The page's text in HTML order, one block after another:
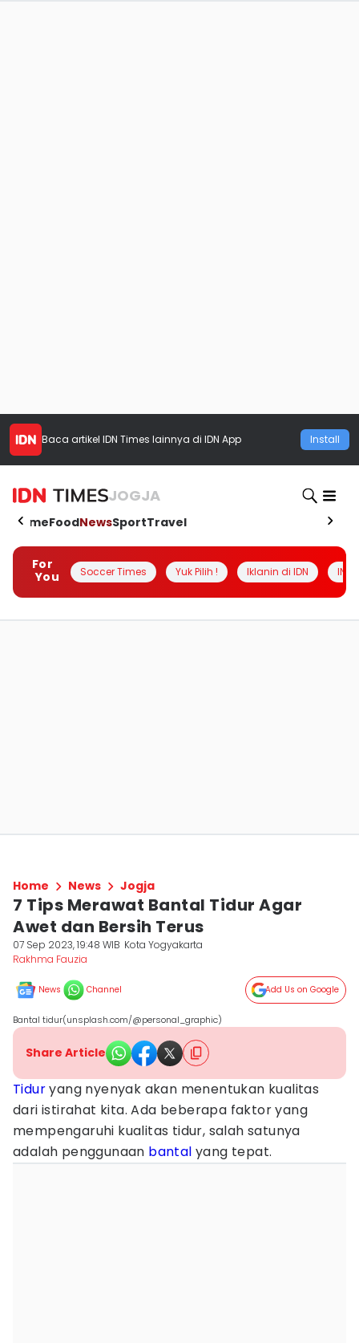
Baca artikel IDN Times lainnya di IDN App Install
JOGJA
HomeFoodNewsSportTravel
For
You
Soccer Times Yuk Pilih ! Iklanin di IDN
Home News Jogja
7 Tips Merawat Bantal Tidur Agar
Awet dan Bersih Terus
07 Sep 2023, 19:48 WIB Kota Yogyakarta
Rakhma Fauzia
News Channel Add Us on Google
Bantal tidur(unsplash.com/@personal_graphic)
Share Article
Tiduryang nyenyak akan menentukan kualitas
dari istirahat kita. Ada beberapa faktor yang
mempengaruhi kualitas tidur, salah satunya
adalah penggunaan bantal yang tepat.